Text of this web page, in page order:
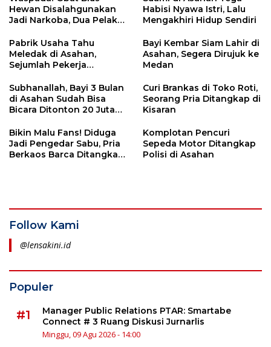
Hewan Disalahgunakan
Jadi Narkoba, Dua Pelaku
Habisi Nyawa Istri, Lalu
Mengakhiri Hidup Sendiri
Pabrik Usaha Tahu
Meledak di Asahan,
Sejumlah Pekerja
Bayi Kembar Siam Lahir di
Asahan, Segera Dirujuk ke
Medan
Subhanallah, Bayi 3 Bulan
di Asahan Sudah Bisa
Bicara Ditonton 20 Juta
Curi Brankas di Toko Roti,
Seorang Pria Ditangkap di
Kisaran
Bikin Malu Fans! Diduga
Jadi Pengedar Sabu, Pria
Berkaos Barca Ditangkap
Komplotan Pencuri
Sepeda Motor Ditangkap
Polisi di Asahan
Follow Kami
@lensakini.id
Populer
#1
Manager Public Relations PTAR: Smartabe
Connect # 3 Ruang Diskusi Jurnarlis
Minggu, 09 Agu 2026 - 14:00